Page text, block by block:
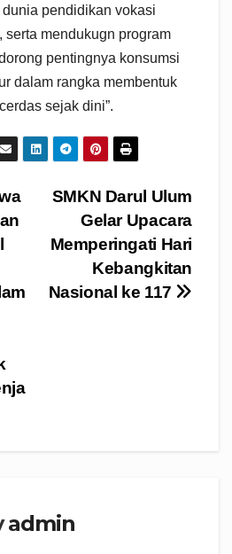
pendidikan vokasi
serta mendukugn program
pentingnya konsumsi
dalam rangka membentuk
sejak dini”.
SMKN Darul Ulum
Gelar Upacara
Memperingati Hari
Kebangkitan
Nasional ke 117
admin